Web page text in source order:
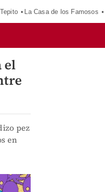
La Casa de los Famosos
el
pez
en